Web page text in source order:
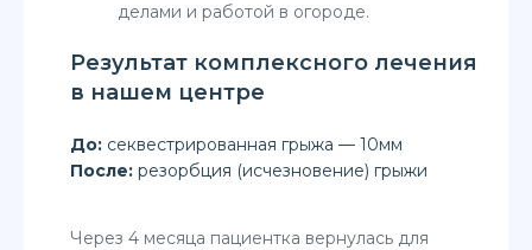
делами и работой в огороде.
Результат комплексного лечения
в нашем центре
До: секвестрированная грыжа — 10мм
После: резорбция (исчезновение) грыжи
Через 4 месяца пациентка вернулась для